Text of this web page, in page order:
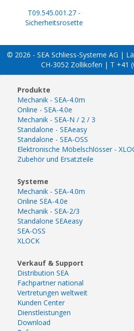
T09.545.001.27 -
Sicherheitsrosette
© 2026 - SEA Schliess-Systeme AG |
CH-3052 Zollikofen | T +41
Produkte
Mechanik - SEA-4.0m
Online - SEA-4.0e
Mechanik - SEA-N / 2 / 3
Standalone - SEAeasy
Standalone - SEA-OSS
Elektronische Möbelschlösser -
Zubehör und Ersatzteile
Systeme
Mechanik - SEA-4.0m
Online SEA-4.0e
Mechanik - SEA-2/3
Standalone SEAeasy
SEA-OSS
XLOCK
Verkauf & Support
Distribution SEA
Fachpartner national
Vertretungen weltweit
Kunden Center
Dienstleistungen
Download